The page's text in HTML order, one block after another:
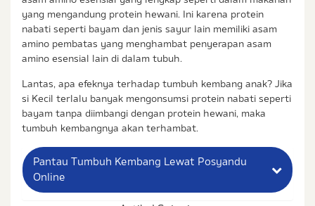
yang mengandung protein hewani. Ini karena protein
nabati seperti bayam dan jenis sayur lain memiliki asam
amino pembatas yang menghambat penyerapan asam
amino esensial lain di dalam tubuh.
Lantas, apa efeknya terhadap tumbuh kembang anak? Jika
si Kecil terlalu banyak mengonsumsi protein nabati seperti
bayam tanpa diimbangi dengan protein hewani, maka
tumbuh kembangnya akan terhambat.
Pantau Tumbuh Kembang Lewat Posyandu
Online